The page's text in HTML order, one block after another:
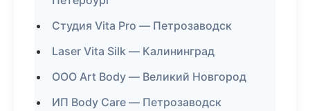
Студия Vita Pro — Петрозаводск
Laser Vita Silk — Калининград
ООО Art Body — Великий Новгород
ИП Body Care — Петрозаводск